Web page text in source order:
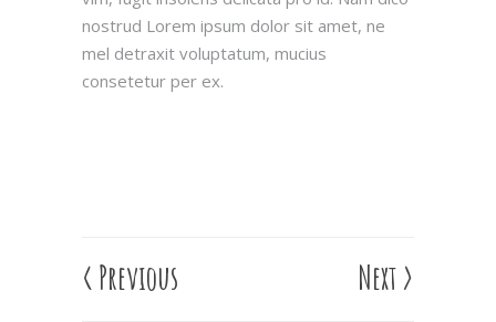
nostrud Lorem ipsum dolor sit amet, ne
mel detraxit voluptatum, mucius
consetetur per ex.
< Previous >
Next